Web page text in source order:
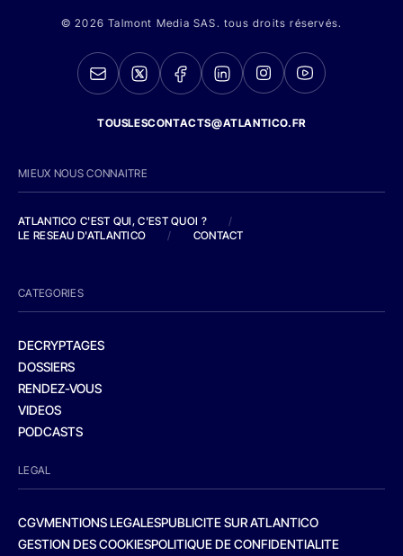
© 2026 Talmont Media SAS. tous droits réservés.
TOUSLESCONTACTS@ATLANTICO.FR
MIEUX NOUS CONNAITRE
ATLANTICO C'EST QUI, C'EST QUOI ?
/
LE RESEAU D'ATLANTICO
/ CONTACT
CATEGORIES
DECRYPTAGES
DOSSIERS
RENDEZ-VOUS
VIDEOS
PODCASTS
LEGAL
CGVMENTIONS LEGALESPUBLICITE SUR ATLANTICO
GESTION DES COOKIESPOLITIQUE DE CONFIDENTIALITE